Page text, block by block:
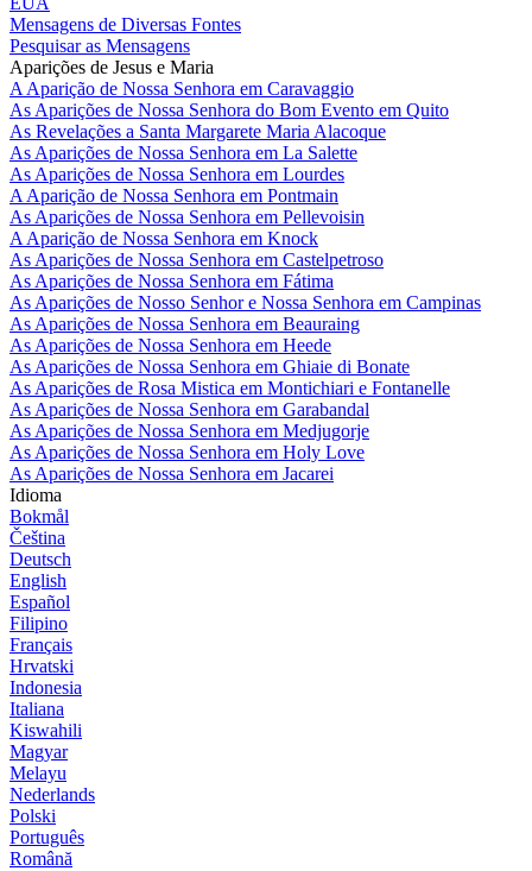
Mensagens de Diversas Fontes
Pesquisar as Mensagens
Aparições de Jesus e Maria
A Aparição de Nossa Senhora em Caravaggio
As Aparições de Nossa Senhora do Bom Evento em Quito
As Revelações a Santa Margarete Maria Alacoque
As Aparições de Nossa Senhora em La Salette
As Aparições de Nossa Senhora em Lourdes
A Aparição de Nossa Senhora em Pontmain
As Aparições de Nossa Senhora em Pellevoisin
A Aparição de Nossa Senhora em Knock
As Aparições de Nossa Senhora em Castelpetroso
As Aparições de Nossa Senhora em Fátima
As Aparições de Nosso Senhor e Nossa Senhora em Campinas
As Aparições de Nossa Senhora em Beauraing
As Aparições de Nossa Senhora em Heede
As Aparições de Nossa Senhora em Ghiaie di Bonate
As Aparições de Rosa Mistica em Montichiari e Fontanelle
As Aparições de Nossa Senhora em Garabandal
As Aparições de Nossa Senhora em Medjugorje
As Aparições de Nossa Senhora em Holy Love
As Aparições de Nossa Senhora em Jacarei
Idioma
Bokmål
Čeština
Deutsch
English
Español
Filipino
Français
Hrvatski
Indonesia
Italiana
Kiswahili
Magyar
Melayu
Nederlands
Polski
Português
Română